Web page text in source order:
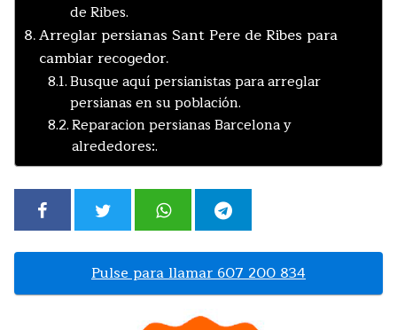
de Ribes.
Arreglar persianas Sant Pere de Ribes para
cambiar recogedor.
Busque aquí persianistas para arreglar
persianas en su población.
Reparacion persianas Barcelona y
alrededores:.
Pulse para llamar 607 200 834